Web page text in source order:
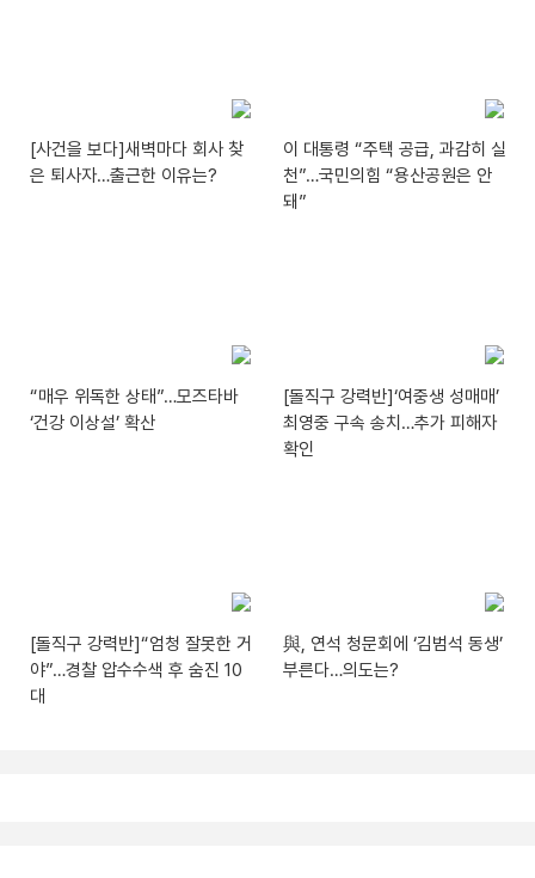
[사건을 보다]새벽마다 회사 찾
은 퇴사자…출근한 이유는?
이 대통령 “주택 공급, 과감히 실
천”…국민의힘 “용산공원은 안
돼”
“매우 위독한 상태”…모즈타바
‘건강 이상설’ 확산
[돌직구 강력반]‘여중생 성매매’
최영중 구속 송치…추가 피해자
확인
[돌직구 강력반]“엄청 잘못한 거
야”…경찰 압수수색 후 숨진 10
대
與, 연석 청문회에 ‘김범석 동생’
부른다…의도는?